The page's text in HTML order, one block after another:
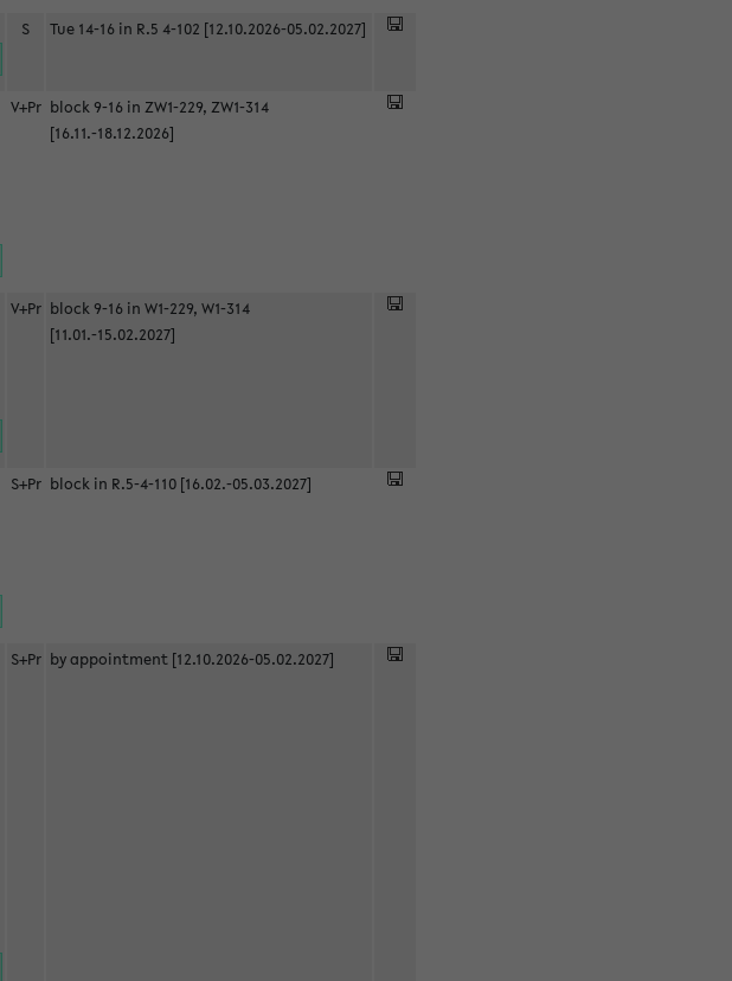
S Tue 14-16 in R.5 4-102 [12.10.2026-05.02.2027]
V+Pr block 9-16 in ZW1-229, ZW1-314
[16.11.-18.12.2026]
V+Pr block 9-16 in W1-229, W1-314
[11.01.-15.02.2027]
S+Pr block in R.5-4-110 [16.02.-05.03.2027]
S+Pr by appointment [12.10.2026-05.02.2027]